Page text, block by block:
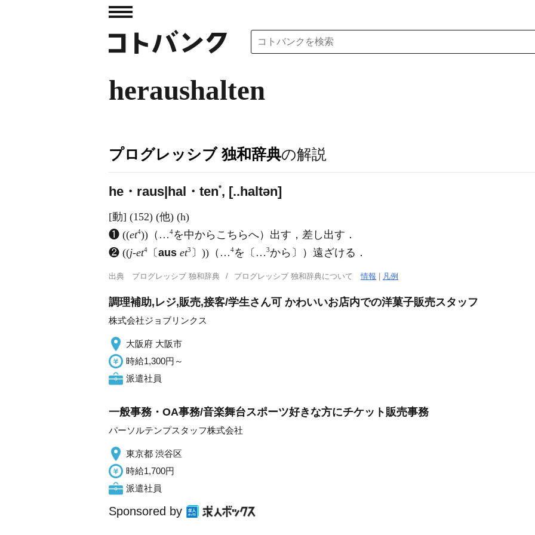
heraushalten
プログレッシブ 独和辞典の解説
he・raus|hal・ten*, [..haltən]
[動] (152) (他) (h)
❶ ((et4))（…4を中からこちらへ）出す，差し出す．
❷ ((j-et4 〔 aus et3 〕))（…4を〔…3から〕）遠ざける．
出典 プログレッシブ 独和辞典 プログレッシブ 独和辞典について情報 凡例
調理補助,レジ,販売,接客/学生さん可 かわいいお店内での洋菓子販売スタッフ
株式会社ジョブリンクス
大阪府 大阪市
時給1,300円～
派遣社員
一般事務・OA事務/音楽舞台スポーツ好きな方にチケット販売事務
パーソルテンプスタッフ株式会社
東京都 渋谷区
時給1,700円
派遣社員
Sponsored by